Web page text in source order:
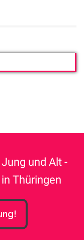
und Alt -
Thüringen